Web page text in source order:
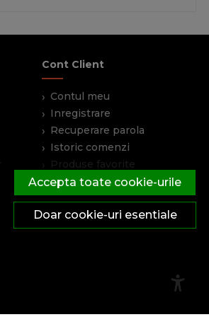
Accepta toate cookie-urile
Doar cookie-uri esentiale
Cont Client
Contul meu
Inregistrare
Recuperare parola
Istoric comenzi
Produse favorite
Devino partener